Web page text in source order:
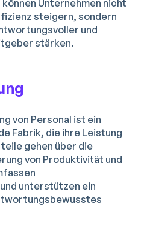
Unternehmen nicht
steigern, sondern
und
stärken.
von Personal ist ein
Fabrik, die ihre Leistung
gehen über die
von Produktivität und
unterstützen ein